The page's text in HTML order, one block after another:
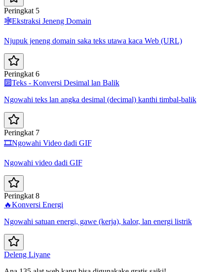
Peringkat 5
🕸️Ekstraksi Jeneng Domain
Njupuk jeneng domain saka teks utawa kaca Web (URL)
Peringkat 6
🔟Teks - Konversi Desimal lan Balik
Ngowahi teks lan angka desimal (decimal) kanthi timbal-balik
Peringkat 7
🎞️Ngowahi Video dadi GIF
Ngowahi video dadi GIF
Peringkat 8
🔥Konversi Energi
Ngowahi satuan energi, gawe (kerja), kalor, lan energi listrik
Deleng Liyane